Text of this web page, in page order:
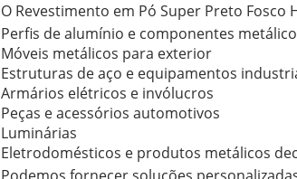
O Revestimento em Pó Super Preto Fosco
Perfis de alumínio e componentes
Móveis metálicos para exterior
Estruturas de aço e equipamentos
Armários elétricos e invólucros
Peças e acessórios automotivos
Luminárias
Eletrodomésticos e produtos metálicos